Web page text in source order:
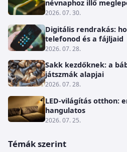
névnaphoz illő
2026. 07. 30.
Digitális rendrakás:
telefonod és a fájljaid
2026. 07. 28.
Sakk kezdőknek: a
játszmák alapjai
2026. 07. 28.
LED-világítás otthon:
hangulatos
2026. 07. 25.
Témák szerint